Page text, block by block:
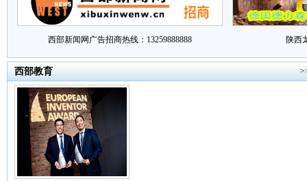
西部新闻网广告招商热线：13259888888 陕西
西部教育